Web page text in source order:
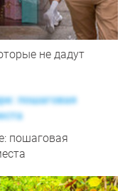
не дадут
пошаговая